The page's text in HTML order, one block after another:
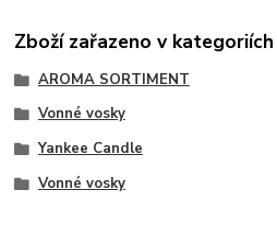
Zboží zařazeno v kategoriích
AROMA SORTIMENT
Vonné vosky
Yankee Candle
Vonné vosky